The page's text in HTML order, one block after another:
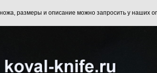
размеры и описание можно запросить у наших